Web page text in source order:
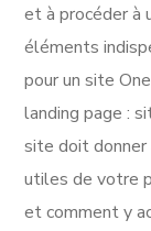
et à procéder à
éléments
pour un site
landing page :
site doit
utiles de votre
et comment y